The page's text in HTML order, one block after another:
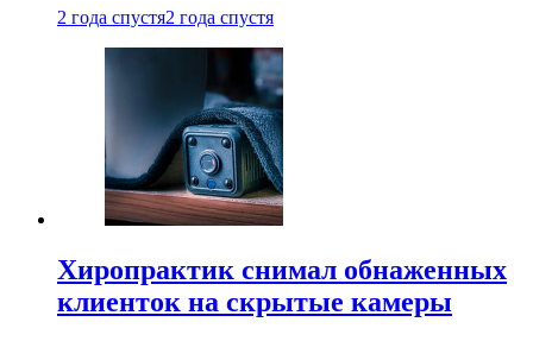
2 года спустя2 года спустя
Хиропрактик снимал обнаженных
клиенток на скрытые камеры